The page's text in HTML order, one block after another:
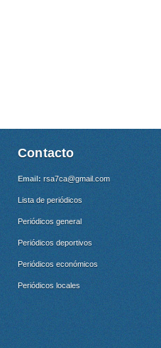
Contacto
Email: rsa7ca@gmail.com
Lista de periódicos
Periódicos general
Periódicos deportivos
Periódicos económicos
Periódicos locales